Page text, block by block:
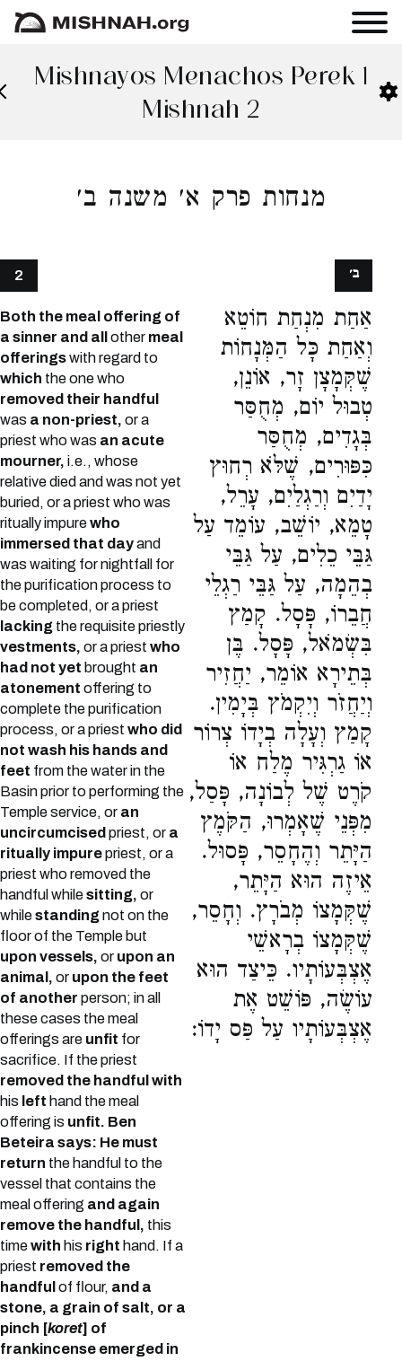
Mishnayos Menachos Perek 1
Mishnah 2
מנחות פרק א׳ משנה ב׳
2
Both the meal offering of
a sinner and all
other meal
offeringswith regard to
which the one who
removed their handful
was a non-priest, or a
priest who was an acute
mourner, i.e., whose
relative died and was not yet
buried, or a priest who was
ritually impurewho
immersed that dayand
was waiting for nightfall for
the purification process to
be completed, or a priest
lacking the requisite priestly
vestments, or a priest who
had not yet brought an
atonement offering to
complete the purification
process, or a priest who did
not wash his hands and
feet from the water in the
Basin prior to performing the
Temple service, or an
uncircumcised priest, or a
ritually impurepriest, or a
priest who removed the
handful whilesitting, or
whilestandingnot on the
floor of the Temple but
upon vessels, or upon an
animal, or upon the feet
of another person; in all
these cases the meal
offerings are unfit for
sacrifice. If the priest
removed the handful with
his left hand the meal
offering is unfit. Ben
Beteira says: He must
return the handful to the
vessel that contains the
meal offering and again
remove the handful, this
timewith his right hand. If a
priest removed the
handful of flour, and a
stone, a grain of salt, or a
pinch [koret] of
frankincense emerged in
אַחַת מִנְחַת חוֹטֵא
וְאַחַת כָּל הַמְּנָחוֹת
שֶׁקְּמָצָן זָר, אוֹנֵן,
טְבוּל יוֹם, מְחֻסַּר
בְּגָדִים, מְחֻסַּר
כִּפּוּרִים, שֶׁלֹּא רְחוּץ
יָדַיִם וְרַגְלַיִם, עָרֵל,
טָמֵא, יוֹשֵׁב, עוֹמֵד עַל
גַּבֵּי כֵלִים, עַל גַּבֵּי
בְהֵמָה, עַל גַּבֵּי רַגְלֵי
חֲבֵרוֹ, פָּסָל. קָמַץ
בִּשְׂמֹאל, פָּסָל. בֶּן
בְּתֵירָא אוֹמֵר, יַחֲזִיר
וְיַחֲזֹר וְיִקְמֹץ בְּיָמִין.
קָמַץ וְעָלָה בְיָדוֹ צְרוֹר
אוֹ גַרְגִּיר מֶלַח אוֹ
קֹרֶט שֶׁל לְבוֹנָה, פָּסַל,
מִפְּנֵי שֶׁאָמְרוּ, הַקֹּמֶץ
הַיָּתֵר וְהֶחָסֵר, פָּסוּל.
אֵיזֶה הוּא הַיָּתֵר,
שֶׁקְּמָצוֹ מְבֹרָץ. וְחָסֵר,
שֶׁקְּמָצוֹ בְרָאשֵׁי
אֶצְבְּעוֹתָיו. כֵּיצַד הוּא
עוֹשֶׂה, פּוֹשֵׁט אֶת
אֶצְבְּעוֹתָיו עַל פַּס יָדוֹ:
ב׳